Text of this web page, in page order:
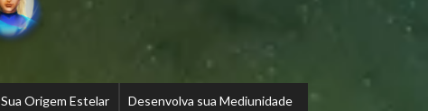
Sua Origem Estelar Desenvolva sua Mediunidade